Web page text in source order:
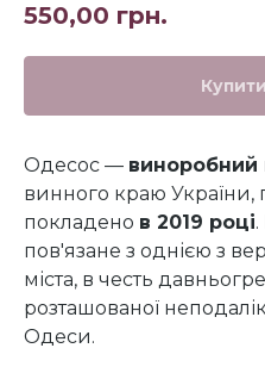
550,00 грн.
Купити
Одесос — виноробний
винного краю України,
покладено в 2019 році
пов'язане з однією з
міста, в честь
розташованої
Одеси.